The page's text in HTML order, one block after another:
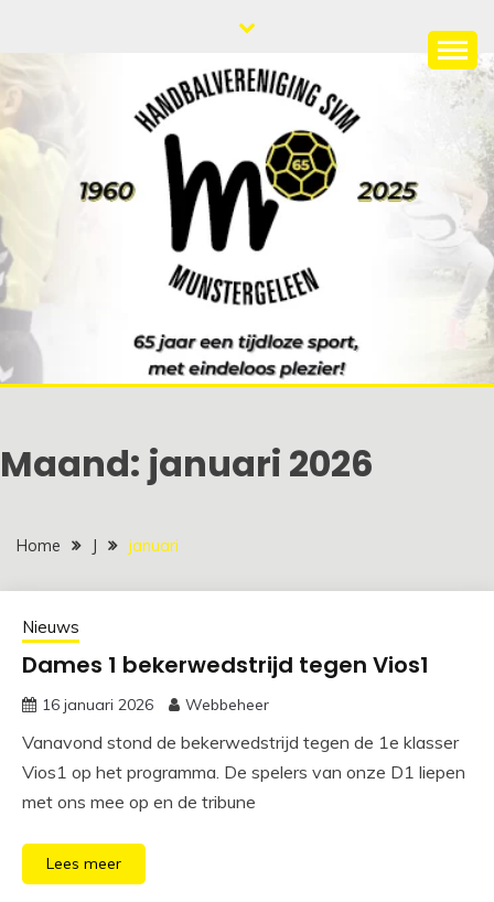
de
inhoud
SVM
65 jaar een tijdloze sport met eindeloos plezier!
Maand: januari 2026
Home januari
Nieuws
Dames 1 bekerwedstrijd tegen Vios1
16 januari 2026 Webbeheer
Vanavond stond de bekerwedstrijd tegen de 1e klasser
Vios1 op het programma. De spelers van onze D1 liepen
met ons mee op en de tribune
Lees meer